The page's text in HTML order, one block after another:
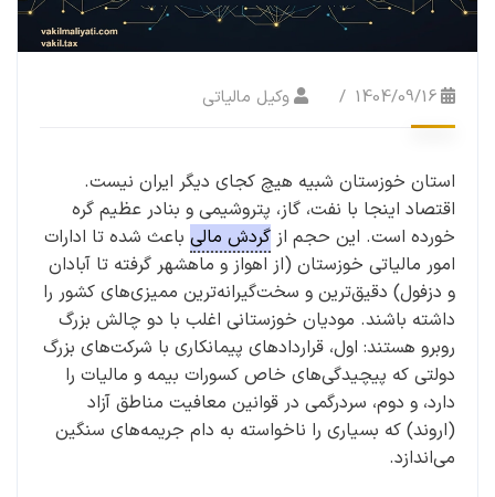
1404/09/16 وکیل مالیاتی
استان خوزستان شبیه هیچ کجای دیگر ایران نیست.
اقتصاد اینجا با نفت، گاز، پتروشیمی و بنادر عظیم گره
خورده است. این حجم از گردش مالی باعث شده تا ادارات
امور مالیاتی خوزستان (از اهواز و ماهشهر گرفته تا آبادان
و دزفول) دقیق‌ترین و سخت‌گیرانه‌ترین ممیزی‌های کشور را
داشته باشند. مودیان خوزستانی اغلب با دو چالش بزرگ
روبرو هستند: اول، قراردادهای پیمانکاری با شرکت‌های بزرگ
دولتی که پیچیدگی‌های خاص کسورات بیمه و مالیات را
دارد، و دوم، سردرگمی در قوانین معافیت مناطق آزاد
(اروند) که بسیاری را ناخواسته به دام جریمه‌های سنگین
می‌اندازد.